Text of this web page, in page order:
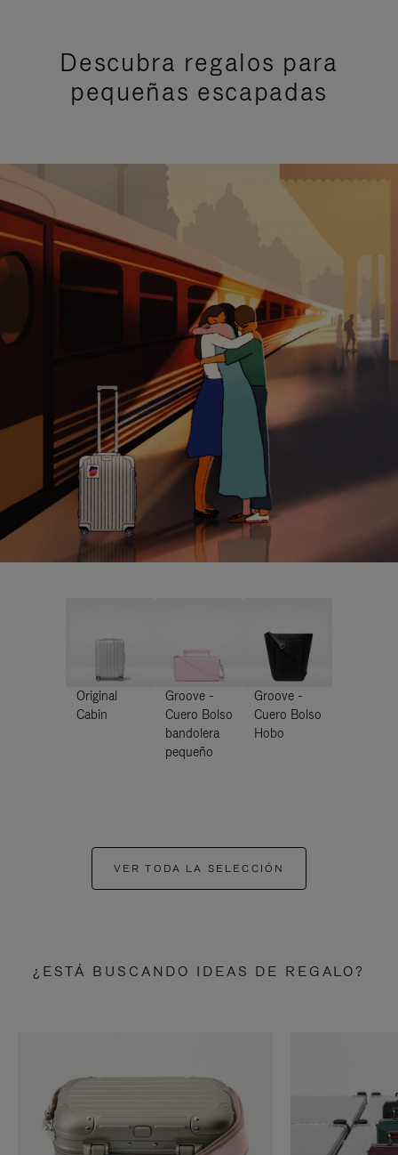
Descubra regalos para
pequeñas escapadas
Original
Cabin
Groove -
Cuero Bolso
bandolera
pequeño
Groove -
Cuero Bolso
Hobo
VER TODA LA SELECCIÓN
¿ESTÁ BUSCANDO IDEAS DE REGALO?